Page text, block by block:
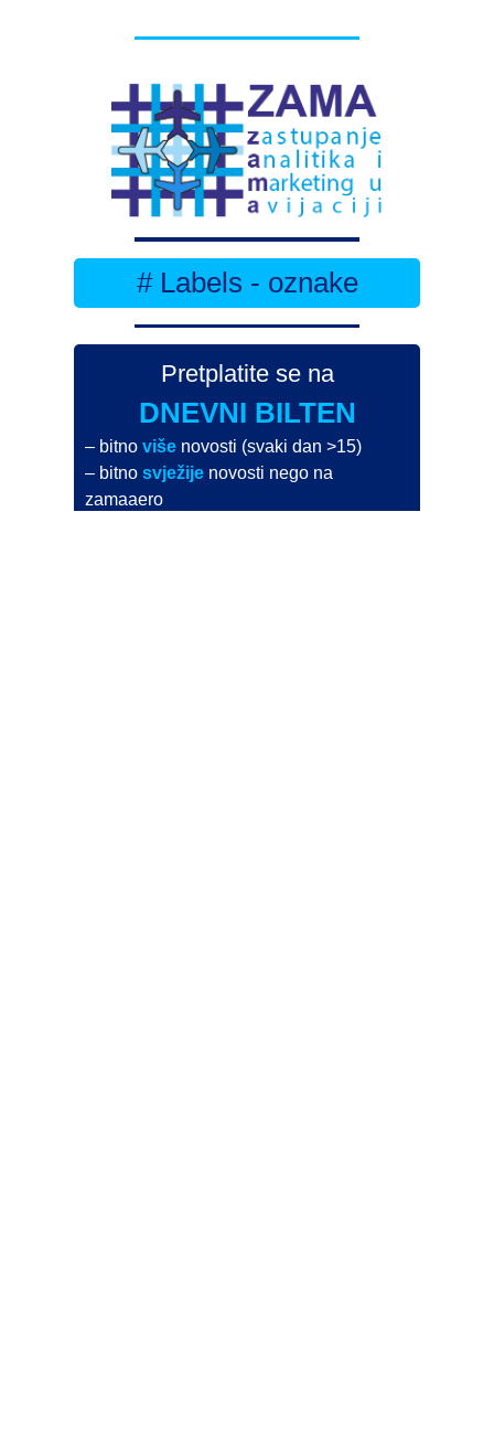
# Labels - oznake
Pretplatite se na
DNEVNI BILTEN
– bitnoviše novosti (svaki dan >15)
– bitnosvježije novosti nego na
zamaaero